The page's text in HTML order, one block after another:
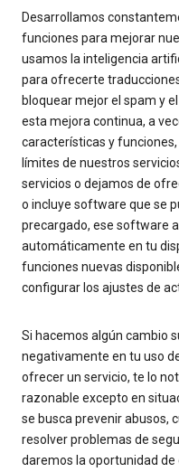
Desarrollamos
funciones para mejorar
usamos la inteligencia
para ofrecerte
bloquear mejor el spam y
esta mejora continua, a
características y
límites de nuestros
servicios o dejamos de
o incluye software que se
precargado, ese software
automáticamente en tu
funciones nuevas
configurar los ajustes de
Si hacemos algún cambio
negativamente en tu uso
ofrecer un servicio, te lo
razonable excepto en
se busca prevenir abusos,
resolver problemas de
daremos la oportunidad